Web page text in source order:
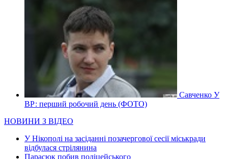
Савченко У
ВР: перший робочий день (ФОТО)
НОВИНИ З ВІДЕО
У Нікополі на засіданні позачергової сесії міськради
відбулася стрілянина
Парасюк побив поліцейського